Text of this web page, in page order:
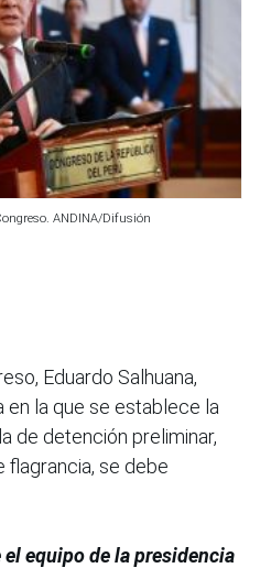
ANDINA/Difusión
Eduardo Salhuana,
en la que se establece la
de detención preliminar,
flagrancia, se debe
equipo de la presidencia